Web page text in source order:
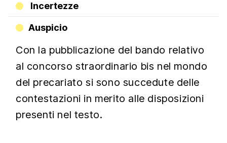
Incertezze
Auspicio
Con la pubblicazione del bando relativo
al concorso straordinario bis nel mondo
del precariato si sono succedute delle
contestazioni in merito alle disposizioni
presenti nel testo.